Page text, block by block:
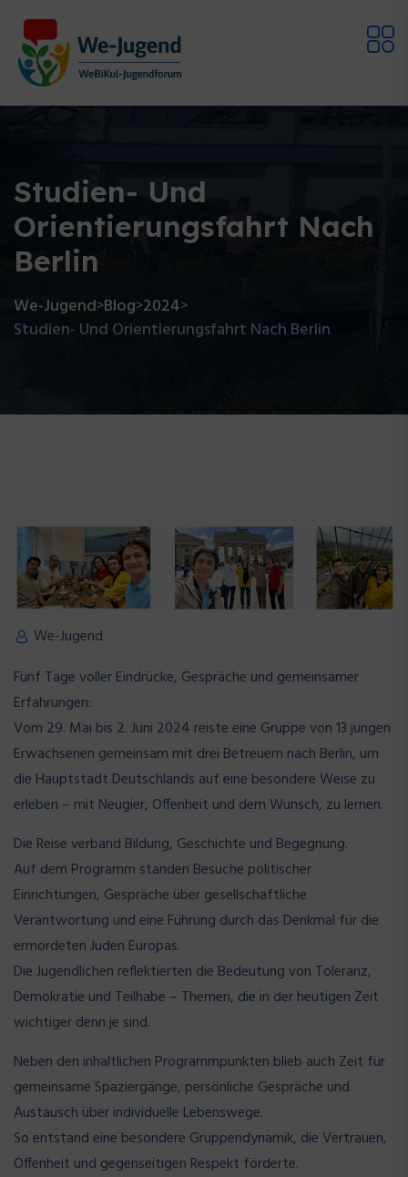
Studien- Und
Orientierungsfahrt Nach
Berlin
We-Jugend>Blog>2024>
Studien- Und Orientierungsfahrt Nach Berlin
We-Jugend
Fünf Tage voller Eindrücke, Gespräche und gemeinsamer
Erfahrungen:
Vom 29. Mai bis 2. Juni 2024 reiste eine Gruppe von 13 jungen
Erwachsenen gemeinsam mit drei Betreuern nach Berlin, um
die Hauptstadt Deutschlands auf eine besondere Weise zu
erleben – mit Neugier, Offenheit und dem Wunsch, zu lernen.
Die Reise verband Bildung, Geschichte und Begegnung.
Auf dem Programm standen Besuche politischer
Einrichtungen, Gespräche über gesellschaftliche
Verantwortung und eine Führung durch das Denkmal für die
ermordeten Juden Europas.
Die Jugendlichen reflektierten die Bedeutung von Toleranz,
Demokratie und Teilhabe – Themen, die in der heutigen Zeit
wichtiger denn je sind.
Neben den inhaltlichen Programmpunkten blieb auch Zeit für
gemeinsame Spaziergänge, persönliche Gespräche und
Austausch über individuelle Lebenswege.
So entstand eine besondere Gruppendynamik, die Vertrauen,
Offenheit und gegenseitigen Respekt förderte.